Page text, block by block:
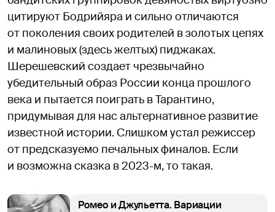
цитируют Бодрийяра и сильно отличаются
от поколения своих родителей в золотых цепях
и малиновых (здесь желтых) пиджаках.
Шерешевский создает чрезвычайно
убедительный образ России конца прошлого
века и пытается поиграть в Тарантино,
придумывая для нас альтернативное развитие
известной истории. Слишком устал режиссер
от предсказуемо печальных финалов. Если
и возможна сказка в 2023-м, то такая.
Ромео и Джульетта. Вариации